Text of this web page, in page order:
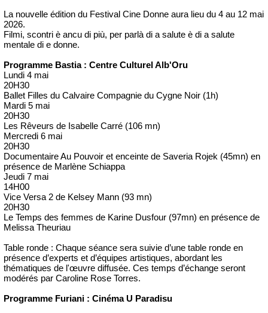
La nouvelle édition du Festival Cine Donne aura lieu du 4 au 12 mai
2026.
Filmi, scontri è ancu di più, per parlà di a salute è di a salute
mentale di e donne.
Programme Bastia : Centre Culturel Alb'Oru
Lundi 4 mai
20H30
Ballet Filles du Calvaire Compagnie du Cygne Noir (1h)
Mardi 5 mai
20H30
Les Rêveurs de Isabelle Carré (106 mn)
Mercredi 6 mai
20H30
Documentaire Au Pouvoir et enceinte de Saveria Rojek (45mn) en
présence de Marlène Schiappa
Jeudi 7 mai
14H00
Vice Versa 2 de Kelsey Mann (93 mn)
20H30
Le Temps des femmes de Karine Dusfour (97mn) en présence de
Melissa Theuriau
Table ronde : Chaque séance sera suivie d’une table ronde en
présence d’experts et d’équipes artistiques, abordant les
thématiques de l'œuvre diffusée. Ces temps d’échange seront
modérés par Caroline Rose Torres.
Programme Furiani : Cinéma U Paradisu